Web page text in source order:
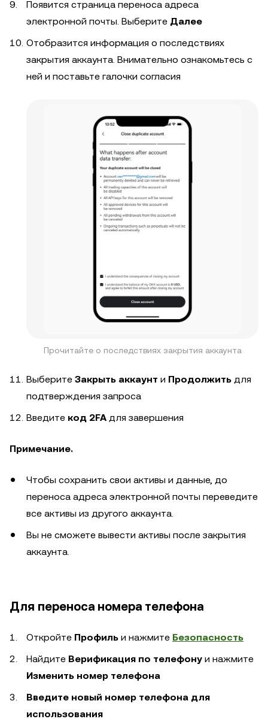
Появится страница переноса адреса
электронной почты. Выберите Далее
Отобразится информация о последствиях
закрытия аккаунта. Внимательно ознакомьтесь с
ней и поставьте галочки согласия
Прочитайте о последствиях закрытия аккаунта
Выберите Закрыть аккаунт и Продолжить для
подтверждения запроса
Введите код 2FA для завершения
Примечание.
Чтобы сохранить свои активы и данные, до
переноса адреса электронной почты переведите
все активы из другого аккаунта.
Вы не сможете вывести активы после закрытия
аккаунта.
Для переноса номера телефона
Откройте Профиль и нажмите Безопасность
Найдите Верификация по телефону и нажмите
Изменить номер телефона
Введите новый номер телефона для
использования